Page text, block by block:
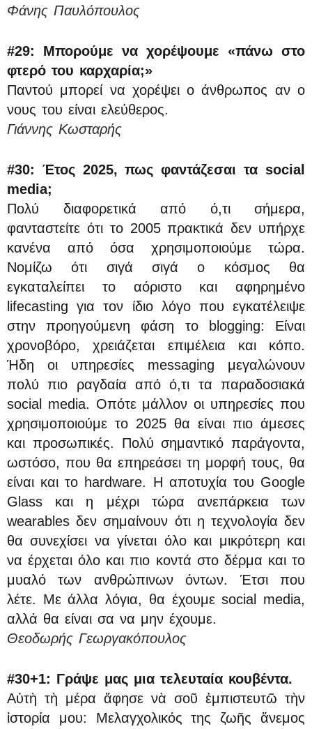
Φάνης Παυλόπουλος
#29: Μπορούμε να χορέψουμε «πάνω στο
φτερό του καρχαρία;»
Παντού μπορεί να χορέψει ο άνθρωπος αν ο
νους του είναι ελεύθερος.
Γιάννης Κωσταρής
#30: Έτος 2025, πως φαντάζεσαι τα social
media;
Πολύ διαφορετικά από ό,τι σήμερα,
φανταστείτε ότι το 2005 πρακτικά δεν υπήρχε
κανένα από όσα χρησιμοποιούμε τώρα.
Νομίζω ότι σιγά σιγά ο κόσμος θα
εγκαταλείπει το αόριστο και αφηρημένο
lifecasting για τον ίδιο λόγο που εγκατέλειψε
στην προηγούμενη φάση το blogging: Είναι
χρονοβόρο, χρειάζεται επιμέλεια και κόπο.
Ήδη οι υπηρεσίες messaging μεγαλώνουν
πολύ πιο ραγδαία από ό,τι τα παραδοσιακά
social media. Οπότε μάλλον οι υπηρεσίες που
χρησιμοποιούμε το 2025 θα είναι πιο άμεσες
και προσωπικές. Πολύ σημαντικό παράγοντα,
ωστόσο, που θα επηρεάσει τη μορφή τους, θα
είναι και το hardware. Η αποτυχία του Google
Glass και η μέχρι τώρα ανεπάρκεια των
wearables δεν σημαίνουν ότι η τεχνολογία δεν
θα συνεχίσει να γίνεται όλο και μικρότερη και
να έρχεται όλο και πιο κοντά στο δέρμα και το
μυαλό των ανθρώπινων όντων. Έτσι που
λέτε. Με άλλα λόγια, θα έχουμε social media,
αλλά θα είναι σα να μην έχουμε.
Θεοδωρής Γεωργακόπουλος
#30+1: Γράψε μας μια τελευταία κουβέντα.
Αὐτὴ τὴ μέρα ἄφησε νὰ σοῦ ἐμπιστευτῶ τὴν
ἱστορία μου: Μελαγχολικός της ζωῆς ἄνεμος